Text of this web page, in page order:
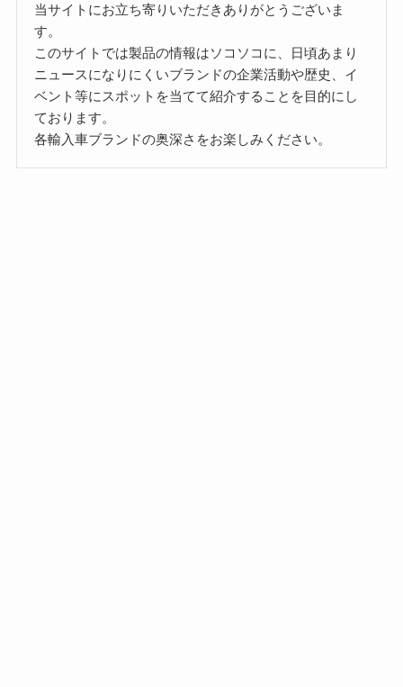
当サイトにお立ち寄りいただきありがとうございま
す。
このサイトでは製品の情報はソコソコに、日頃あまり
ニュースになりにくいブランドの企業活動や歴史、イ
ベント等にスポットを当てて紹介することを目的にし
ております。
各輸入車ブランドの奥深さをお楽しみください。